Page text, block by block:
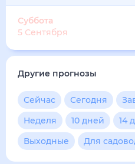
Суббота
5 Сентября
Другие прогнозы
Сейчас Сегодня
Неделя
10 дней 14
Выходные
Для